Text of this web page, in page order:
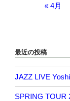
« 4月
最近の投稿
JAZZ LIVE
SPRING